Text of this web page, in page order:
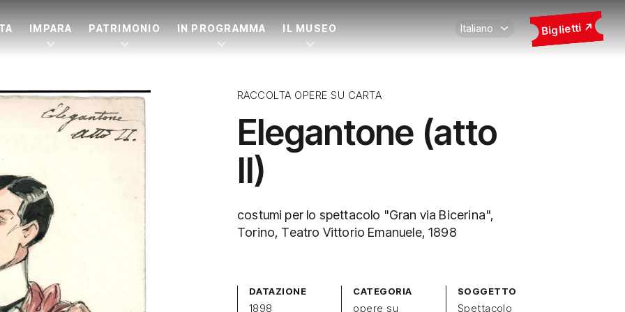
IMPARA PATRIMONIO IN PROGRAMMA IL MUSEO Biglietti
RACCOLTA OPERE SU CARTA
Elegantone (atto
II)
costumi per lo spettacolo "Gran via Bicerina",
Torino, Teatro Vittorio Emanuele, 1898
DATAZIONE
1898
CATEGORIA
opere su
SOGGETTO
Spettacolo